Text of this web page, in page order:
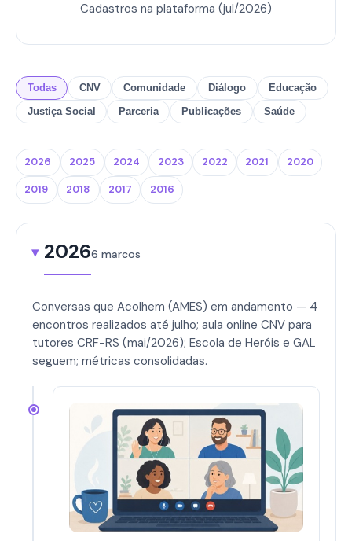
Cadastros na plataforma (jul/2026)
Todas CNV Comunidade Diálogo
Educação
Justiça Social
Parceria Publicações Saúde
2026 2025 2024 2023 2022 2021 2020
2019 2018 2017 2016
20266 marcos
Conversas que Acolhem (AMES) em andamento — 4
encontros realizados até julho; aula online CNV para
tutores CRF-RS (mai/2026); Escola de Heróis e GAL
seguem; métricas consolidadas.